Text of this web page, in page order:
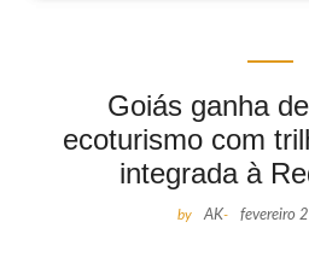
Goiás ganha
ecoturismo com
integrada à
by AK- fevereiro